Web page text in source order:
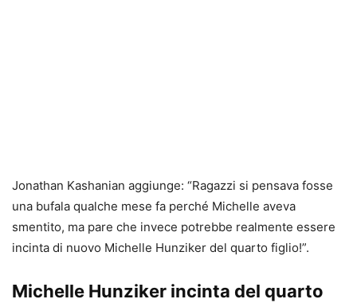
Jonathan Kashanian aggiunge: “Ragazzi si pensava fosse
una bufala qualche mese fa perché Michelle aveva
smentito, ma pare che invece potrebbe realmente essere
incinta di nuovo Michelle Hunziker del quarto figlio!”.
Michelle Hunziker incinta del quarto